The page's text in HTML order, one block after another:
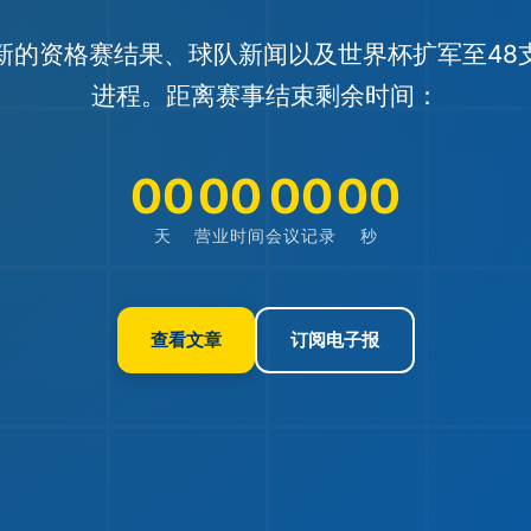
的资格赛结果、球队新闻以及世界杯扩军至48
进程。距离赛事结束剩余时间：
00
天
00
营业时间
00
会议记录
00
秒
查看文章 订阅电子报